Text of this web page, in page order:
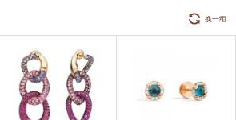
换一组